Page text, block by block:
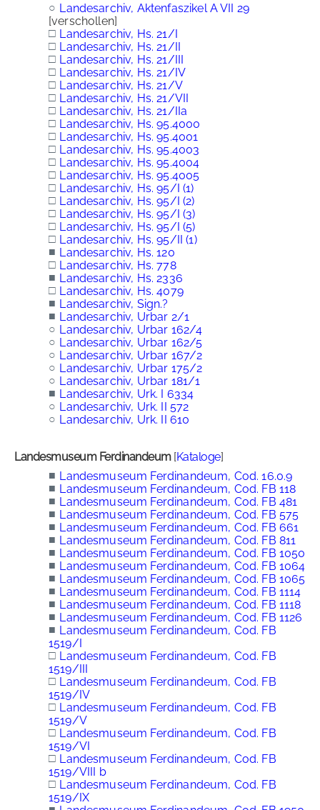
○ Landesarchiv, Aktenfaszikel A VII 29
[verschollen]
□ Landesarchiv, Hs. 21/I
□ Landesarchiv, Hs. 21/II
□ Landesarchiv, Hs. 21/III
□ Landesarchiv, Hs. 21/IV
□ Landesarchiv, Hs. 21/V
□ Landesarchiv, Hs. 21/VII
□ Landesarchiv, Hs. 21/IIa
□ Landesarchiv, Hs. 95.4000
□ Landesarchiv, Hs. 95.4001
□ Landesarchiv, Hs. 95.4003
□ Landesarchiv, Hs. 95.4004
□ Landesarchiv, Hs. 95.4005
□ Landesarchiv, Hs. 95/I (1)
□ Landesarchiv, Hs. 95/I (2)
□ Landesarchiv, Hs. 95/I (3)
□ Landesarchiv, Hs. 95/I (5)
□ Landesarchiv, Hs. 95/II (1)
■ Landesarchiv, Hs. 120
□ Landesarchiv, Hs. 778
■ Landesarchiv, Hs. 2336
□ Landesarchiv, Hs. 4079
■ Landesarchiv, Sign.?
■ Landesarchiv, Urbar 2/1
○ Landesarchiv, Urbar 162/4
○ Landesarchiv, Urbar 162/5
○ Landesarchiv, Urbar 167/2
○ Landesarchiv, Urbar 175/2
○ Landesarchiv, Urbar 181/1
■ Landesarchiv, Urk. I 6334
○ Landesarchiv, Urk. II 572
○ Landesarchiv, Urk. II 610
Landesmuseum Ferdinandeum[Kataloge]
■ Landesmuseum Ferdinandeum, Cod. 16.0.9
■ Landesmuseum Ferdinandeum, Cod. FB 118
■ Landesmuseum Ferdinandeum, Cod. FB 481
■ Landesmuseum Ferdinandeum, Cod. FB 575
■ Landesmuseum Ferdinandeum, Cod. FB 661
■ Landesmuseum Ferdinandeum, Cod. FB 811
■ Landesmuseum Ferdinandeum, Cod. FB 1050
■ Landesmuseum Ferdinandeum, Cod. FB 1064
■ Landesmuseum Ferdinandeum, Cod. FB 1065
■ Landesmuseum Ferdinandeum, Cod. FB 1114
■ Landesmuseum Ferdinandeum, Cod. FB 1118
■ Landesmuseum Ferdinandeum, Cod. FB 1126
■ Landesmuseum Ferdinandeum, Cod. FB
1519/I
□ Landesmuseum Ferdinandeum, Cod. FB
1519/III
□ Landesmuseum Ferdinandeum, Cod. FB
1519/IV
□ Landesmuseum Ferdinandeum, Cod. FB
1519/V
□ Landesmuseum Ferdinandeum, Cod. FB
1519/VI
□ Landesmuseum Ferdinandeum, Cod. FB
1519/VIII b
□ Landesmuseum Ferdinandeum, Cod. FB
1519/IX